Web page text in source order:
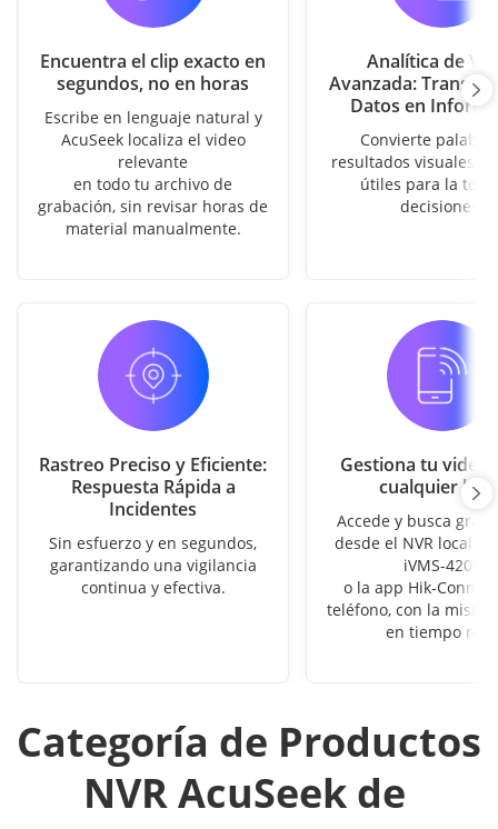
Encuentra el clip exacto en
segundos, no en horas
Escribe en lenguaje natural y
AcuSeek localiza el video
relevante
en todo tu archivo de
grabación, sin revisar horas de
material manualmente.
Analítica de
Avanzada:
Datos en
Convierte
resultados visuales
útiles para la
decisiones.
Rastreo Preciso y Eficiente:
Respuesta Rápida a
Incidentes
Sin esfuerzo y en segundos,
garantizando una vigilancia
continua y efectiva.
Gestiona tu video
cualquier
Accede y busca
desde el NVR local, tu
iVMS-4200
o la app Hik-
teléfono, con la
en tiempo real.
Categoría de Productos
NVR AcuSeek de